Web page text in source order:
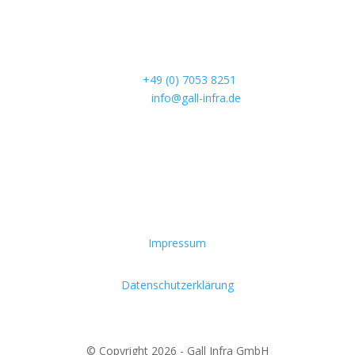
+49 (0) 7053 8251
info@gall-infra.de
Impressum
Datenschutzerklärung
© Copyright 2026 - Gall Infra GmbH